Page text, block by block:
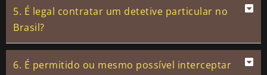
5. É legal contratar um detetive particular no
Brasil?
6. É permitido ou mesmo possível interceptar